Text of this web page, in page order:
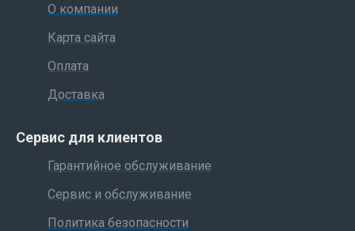
О компании
Карта сайта
Оплата
Доставка
Сервис для клиентов
Гарантийное обслуживание
Сервис и обслуживание
Политика безопасности